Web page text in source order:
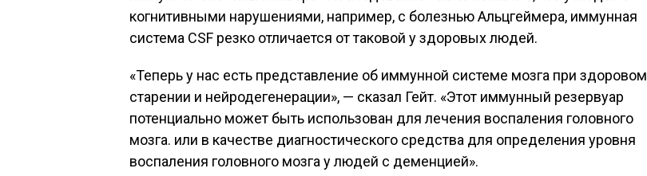
когнитивными нарушениями, например, с болезнью Альцгеймера, иммунная
система CSF резко отличается от таковой у здоровых людей.
«Теперь у нас есть представление об иммунной системе мозга при здоровом
старении и нейродегенерации», — сказал Гейт. «Этот иммунный резервуар
потенциально может быть использован для лечения воспаления головного
мозга. или в качестве диагностического средства для определения уровня
воспаления головного мозга у людей с деменцией».